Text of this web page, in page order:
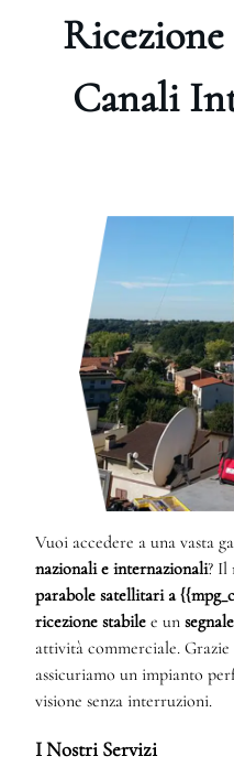
Canali
Vuoi accedere a una vasta
nazionali e internazionali? Il
parabole satellitari a
ricezione stabile e un
attività commerciale.
assicuriamo un impianto
visione senza interruzioni.
I Nostri Servizi